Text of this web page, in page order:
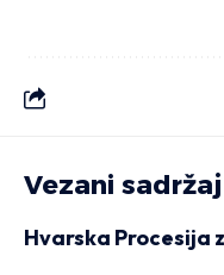
Vezani sadržaj
Hvarska Procesija